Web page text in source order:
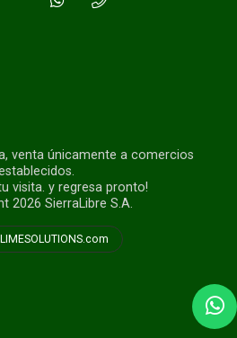
venta únicamente a comercios
visita. y regresa pronto!
2026 SierraLibre S.A.